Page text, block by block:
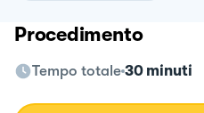
Procedimento
Tempo totale 30 minuti